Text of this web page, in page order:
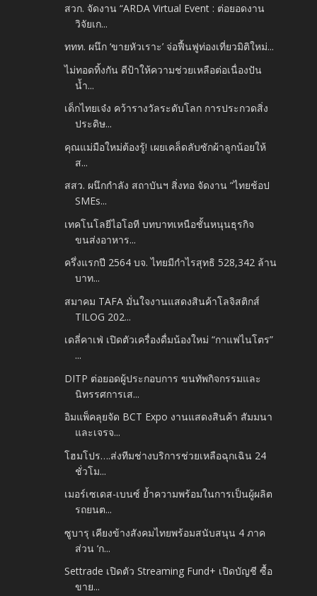
สวก. จัดงาน “ARDA Virtual Event : ต่อยอดงาน
วิจัยเก...
ททท. ผนึก ‘ขายหัวเราะ’ จ่อฟื้นฟูท่องเที่ยวมิติใหม่...
ไม่ทอดทิ้งกัน ดีป้าให้ความช่วยเหลือต่อเนื่องปัน
น้ำ...
เด็กไทยเจ๋ง คว้ารางวัลระดับโลก การประกวดสิ่ง
ประดิษ...
คุณแม่มือใหม่ต้องรู้! เผยเคล็ดลับซักผ้าลูกน้อยให้
ส...
สสว. ผนึกกำลัง สถาบันฯ สิ่งทอ จัดงาน “ไทยช้อป
SMEs...
เทคโนโลยีไอโอที บทบาทเหนือชั้นหนุนธุรกิจ
ขนส่งอาหาร...
ครึ่งแรกปี 2564 บจ. ไทยมีกำไรสุทธิ 528,342 ล้าน
บาท...
สมาคม TAFA มั่นใจงานแสดงสินค้าโลจิสติกส์
TILOG 202...
เดลี่คาเฟ่ เปิดตัวเครื่องดื่มน้องใหม่ “กาแฟไนโตร”
...
DITP ต่อยอดผู้ประกอบการ ขนทัพกิจกรรมและ
นิทรรศการเส...
อิมแพ็คลุยจัด BCT Expo งานแสดงสินค้า สัมมนา
และเจรจ...
โฮมโปร….ส่งทีมช่างบริการช่วยเหลือฉุกเฉิน 24
ชั่วโม...
เมอร์เซเดส-เบนซ์ ย้ำความพร้อมในการเป็นผู้ผลิต
รถยนต...
ซูบารุ เคียงข้างสังคมไทยพร้อมสนับสนุน 4 ภาค
ส่วน ‘ก...
Settrade เปิดตัว Streaming Fund+ เปิดบัญชี ซื้อ
ขาย...